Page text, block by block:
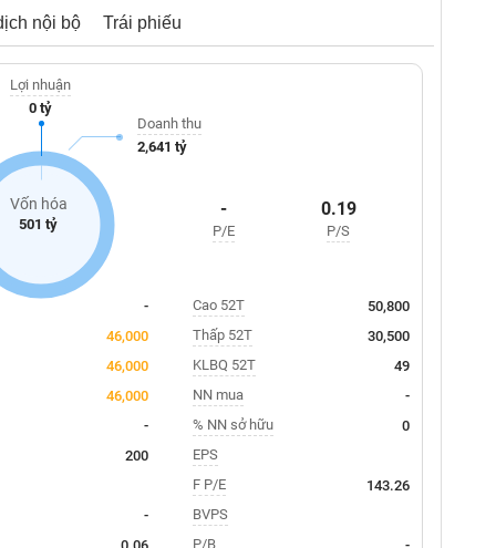
nội bộ Trái phiếu
Vốn hóa
501 tỷ
Lợi nhuận
0 tỷ
Doanh thu
2,641 tỷ
-
P/E
0.19
P/S
-
46,000
46,000
46,000
-
200
-
0.06
Cao 52T
50,800
Thấp 52T
30,500
KLBQ 52T
49
NN mua
-
% NN sở hữu
0
EPS
F P/E
143.26
BVPS
P/B
-